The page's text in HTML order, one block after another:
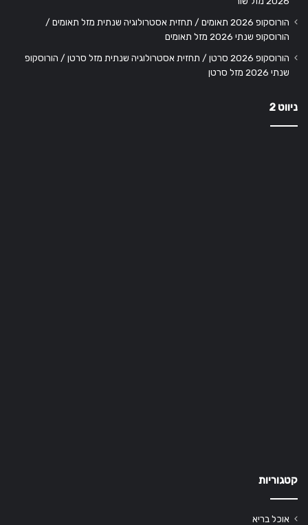
הורוסקופ 2026 תאומים / תחזית אסטרולוגיה שנתית מזל תאומים /
הורוסקופ שנתי 2026 מזל תאומים
הורוסקופ 2026 סרטן / תחזית אסטרולוגיה שנתית מזל סרטן / הורוסקופ
שנתי 2026 מזל סרטן
ניווט 2
קטגוריות
אוכל בריא